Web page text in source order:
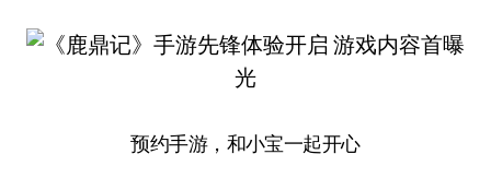
预约手游，和小宝一起开心